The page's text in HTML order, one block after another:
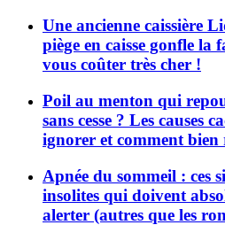
Une ancienne caissière
piège en caisse gonfle la
vous coûter très cher !
Poil au menton qui
sans cesse ? Les causes
ignorer et comment bien
Apnée du sommeil : ces
insolites qui doivent
alerter (autres que les